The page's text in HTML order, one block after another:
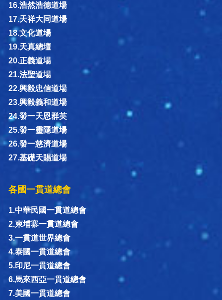
16.浩然浩德道場
17.天祥大同道場
18.文化道場
19.天真總壇
20.正義道場
21.法聖道場
22.興毅忠信道場
23.興毅義和道場
24.發一天恩群英
25.發一靈隱道場
26.發一慈濟道場
27.基礎天賜道場
各國一貫道總會
1.中華民國一貫道總會
2.柬埔寨一貫道總會
3.一貫道世界總會
4.泰國一貫道總會
5.印尼一貫道總會
6.馬來西亞一貫道總會
7.美國一貫道總會